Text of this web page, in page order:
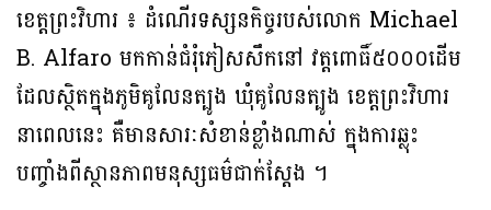
ខេត្តព្រះវិហារ ៖ ដំណើរទស្សនកិច្ចរបស់លោក Michael
B. Alfaro មកកាន់ជំរុំភៀសសឹកនៅ វត្តពោធិ៍៥០០០ដើម
ដែលស្ថិតក្នុងភូមិគូលែនត្បូង ឃុំគូលែនត្បូង ខេត្តព្រះវិហារ
នាពេលនេះ គឺមានសារៈសំខាន់ខ្លាំងណាស់ ក្នុងការឆ្លុះ
បញ្ចាំងពីស្ថានភាពមនុស្សធម៌ជាក់ស្តែង ។